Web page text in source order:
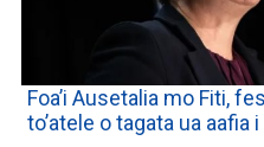
Foa’i Ausetalia mo Fiti,
to’atele o tagata ua aafia